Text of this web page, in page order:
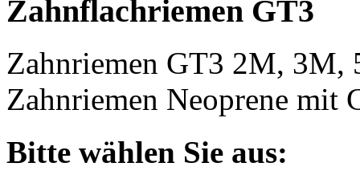
Zahnflachriemen GT3
Zahnriemen GT3 2M, 3M,
Zahnriemen Neoprene mit
Bitte wählen Sie aus: